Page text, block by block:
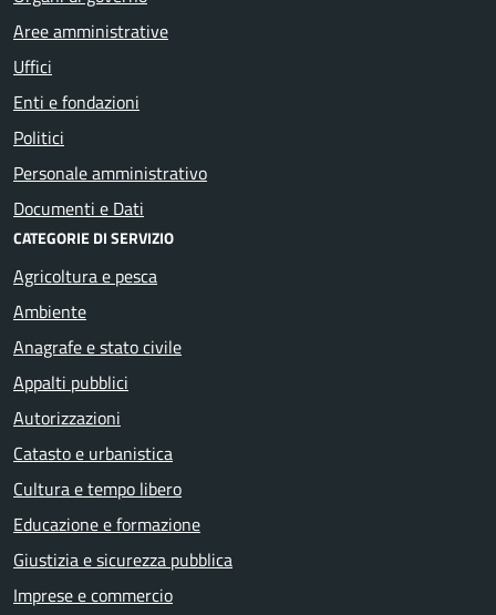
Aree amministrative
Uffici
Enti e fondazioni
Politici
Personale amministrativo
Documenti e Dati
CATEGORIE DI SERVIZIO
Agricoltura e pesca
Ambiente
Anagrafe e stato civile
Appalti pubblici
Autorizzazioni
Catasto e urbanistica
Cultura e tempo libero
Educazione e formazione
Giustizia e sicurezza pubblica
Imprese e commercio